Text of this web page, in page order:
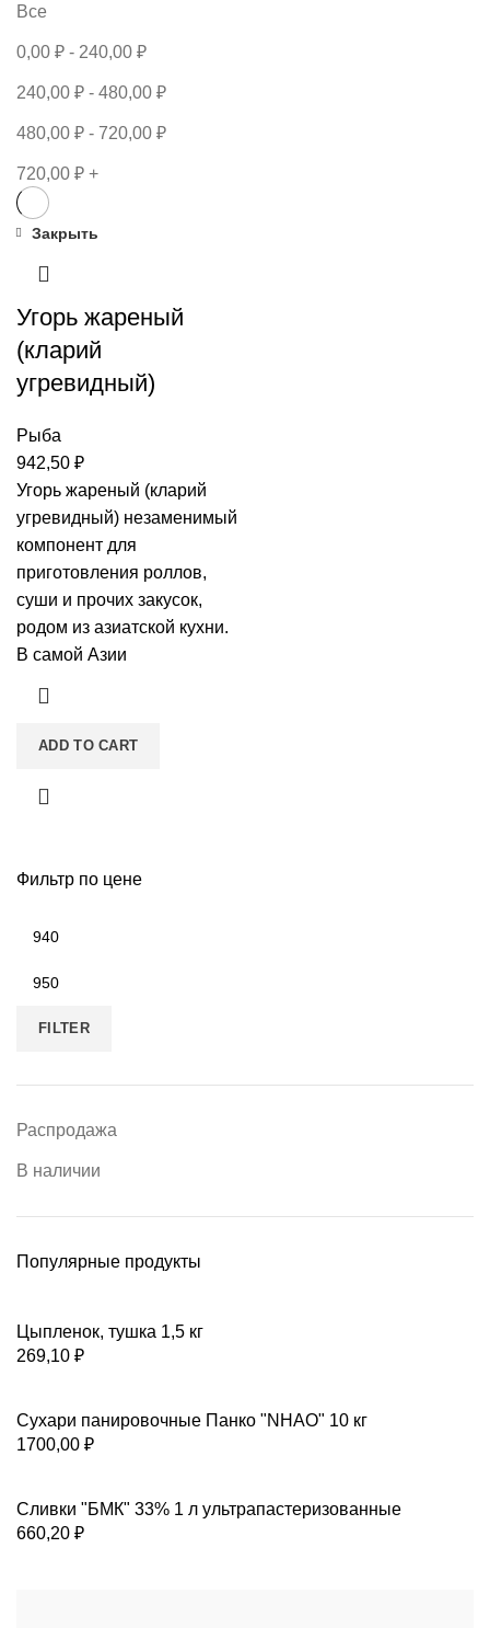
Фильтр по цене
FILTER
Распродажа
В наличии
Популярные продукты
Цыпленок, тушка 1,5 кг
269,10 ₽
Сухари панировочные Панко "NHAO" 10 кг
1700,00 ₽
Сливки "БМК" 33% 1 л ультрапастеризованные
660,20 ₽
Все
0,00 ₽ - 240,00 ₽
240,00 ₽ - 480,00 ₽
480,00 ₽ - 720,00 ₽
720,00 ₽ +
Закрыть
Угорь жареный
(кларий
угревидный)
Рыба
942,50 ₽
Угорь жареный (кларий
угревидный) незаменимый
компонент для
приготовления роллов,
суши и прочих закусок,
родом из азиатской кухни.
В самой Азии
ADD TO CART